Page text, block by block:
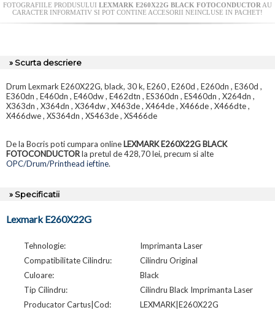
FOTOGRAFIILE PRODUSULUI LEXMARK E260X22G BLACK FOTOCONDUCTORAU
CARACTER INFORMATIV SI POT CONTINE ACCESORII NEINCLUSE IN PACHET!
» Scurta descriere
Drum Lexmark E260X22G, black, 30 k, E260 , E260d , E260dn , E360d ,
E360dn , E460dn , E460dw , E462dtn , ES360dn , ES460dn , X264dn ,
X363dn , X364dn , X364dw , X463de , X464de , X466de , X466dte ,
X466dwe , XS364dn , XS463de , XS466de
De la Bocris poti cumpara online LEXMARK E260X22G BLACK
FOTOCONDUCTORla pretul de 428,70 lei, precum si alte
OPC/Drum/Printhead ieftine.
» Specificatii
Lexmark E260X22G
Tehnologie:
Imprimanta Laser
Compatibilitate Cilindru:
Cilindru Original
Culoare:
Black
Tip Cilindru:
Cilindru Black Imprimanta Laser
Producator Cartus|Cod:
LEXMARK|E260X22G